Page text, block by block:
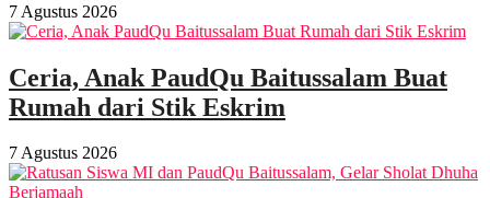
7 Agustus 2026
Ceria, Anak PaudQu Baitussalam Buat
Rumah dari Stik Eskrim
7 Agustus 2026